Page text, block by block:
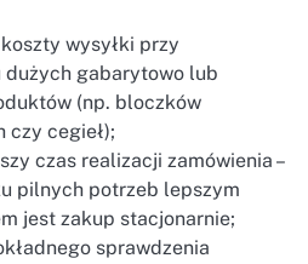
wysyłki przy
dużych gabarytowo lub
(np. bloczków
czy cegieł);
czas realizacji zamówienia –
pilnych potrzeb lepszym
jest zakup stacjonarnie;
sprawdzenia